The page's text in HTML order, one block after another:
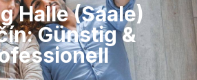
Halle (Saale)​
Günstig &